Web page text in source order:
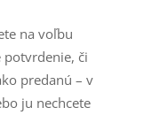
na voľbu
potvrdenie, či
predanú – v
ju nechcete